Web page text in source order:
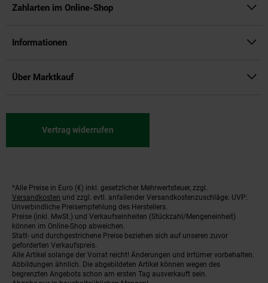
Zahlarten im Online-Shop
Informationen
Über Marktkauf
Vertrag widerrufen
Fußnoten
*Alle Preise in Euro (€) inkl. gesetzlicher Mehrwertsteuer, zzgl.
Versandkosten und zzgl. evtl. anfallender Versandkostenzuschläge. UVP:
Unverbindliche Preisempfehlung des Herstellers.
Preise (inkl. MwSt.) und Verkaufseinheiten (Stückzahl/Mengeneinheit)
können im Online-Shop abweichen.
Statt- und durchgestrichene Preise beziehen sich auf unseren zuvor
geforderten Verkaufspreis.
Alle Artikel solange der Vorrat reicht! Änderungen und Irrtümer vorbehalten.
Abbildungen ähnlich. Die abgebildeten Artikel können wegen des
begrenzten Angebots schon am ersten Tag ausverkauft sein.